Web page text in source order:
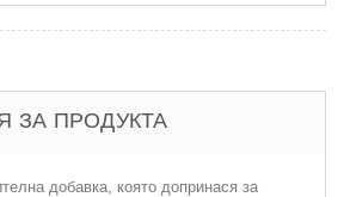
ЗА ПРОДУКТА
добавка, която допринася за